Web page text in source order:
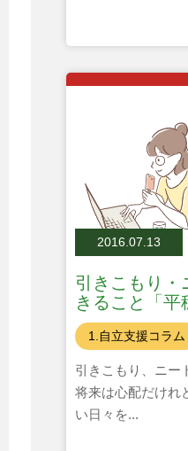
2016.07.13
引きこもり・
きること「平
る？」
1.自立支援コラム
引きこもり、ニー
将来は心配だけれ
い日々を...